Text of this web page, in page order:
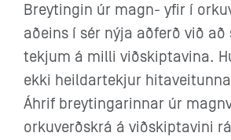
Breytingin úr magn- yfir í
aðeins í sér nýja aðferð við
tekjum á milli viðskiptavina.
ekki heildartekjur
Áhrif breytingarinnar úr
orkuverðskrá á viðskiptavini